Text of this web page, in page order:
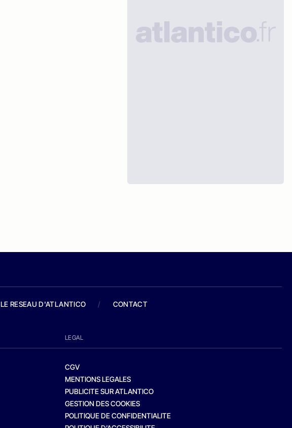
LE RESEAU D'ATLANTICO / CONTACT
LEGAL
CGV
MENTIONS LEGALES
PUBLICITE SUR ATLANTICO
GESTION DES COOKIES
POLITIQUE DE CONFIDENTIALITE